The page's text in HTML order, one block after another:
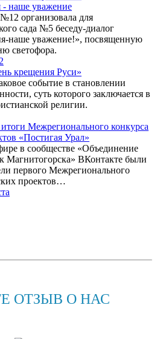
наше уважение
организовала для
сада №5 беседу-диалог
наше уважение!», посвященную
светофора.
крещения Руси»
событие в становлении
суть которого заключается в
религии.
Межрегионального конкурса
«Постигая Урал»
в сообществе «Объединение
Магнитогорска» ВКонтакте были
первого Межрегионального
проектов…
ОТЗЫВ О НАС